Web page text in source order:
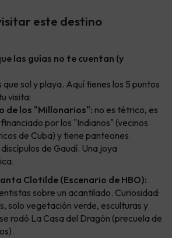
este destino
las guías no te cuentan (y
que sol y playa. Aquí tienes los 5 puntos
visita:
de los "Millonarios": no es tétrico, es
por los "Indianos" (vecinos
de Cuba) y tiene panteones
de Gaudí. Una joya
Clotilde (Escenario de HBO):
sobre un acantilado. Curiosidad:
solo vegetación verde, esculturas y
rodó La Casa del Dragón (precuela de